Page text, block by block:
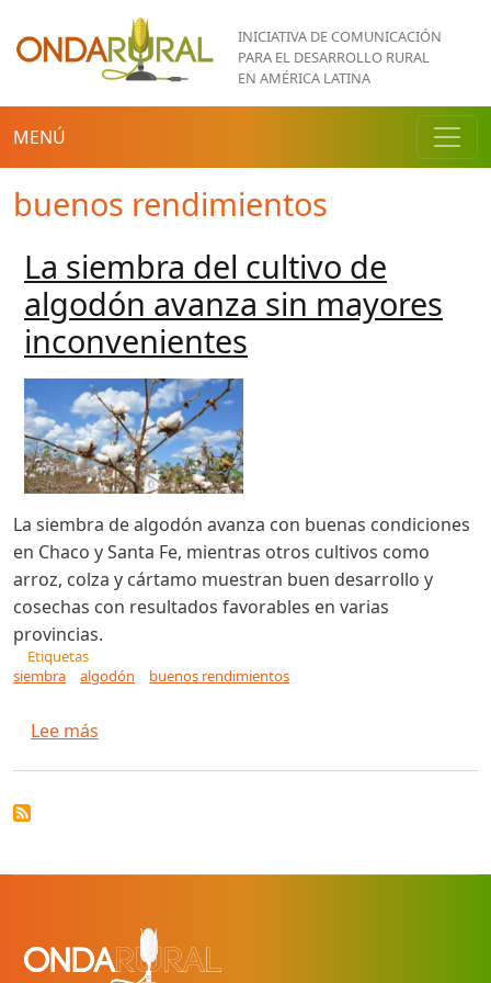
Pasar al contenido principal
INICIATIVA DE COMUNICACIÓN
PARA EL DESARROLLO RURAL
EN AMÉRICA LATINA
MENÚ
buenos rendimientos
La siembra del cultivo de
algodón avanza sin mayores
inconvenientes
La siembra de algodón avanza con buenas condiciones
en Chaco y Santa Fe, mientras otros cultivos como
arroz, colza y cártamo muestran buen desarrollo y
cosechas con resultados favorables en varias
provincias.
Etiquetas
siembra
algodón buenos rendimientos
Lee más